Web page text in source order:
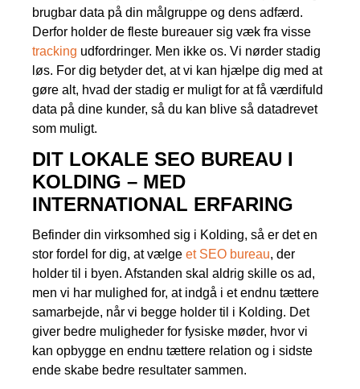
brugbar data på din målgruppe og dens adfærd.
Derfor holder de fleste bureauer sig væk fra visse
tracking udfordringer. Men ikke os. Vi nørder stadig
løs. For dig betyder det, at vi kan hjælpe dig med at
gøre alt, hvad der stadig er muligt for at få værdifuld
data på dine kunder, så du kan blive så datadrevet
som muligt.
DIT LOKALE SEO BUREAU I
KOLDING – MED
INTERNATIONAL ERFARING
Befinder din virksomhed sig i Kolding, så er det en
stor fordel for dig, at vælge et SEO bureau, der
holder til i byen. Afstanden skal aldrig skille os ad,
men vi har mulighed for, at indgå i et endnu tættere
samarbejde, når vi begge holder til i Kolding. Det
giver bedre muligheder for fysiske møder, hvor vi
kan opbygge en endnu tættere relation og i sidste
ende skabe bedre resultater sammen.